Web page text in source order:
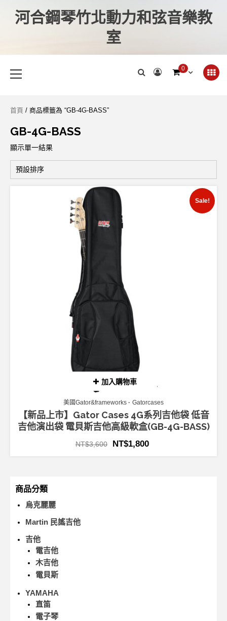
河合鋼琴竹北動力和弦音樂教
室
0
首頁 / 商品標籤為 “GB-4G-BASS”
GB-4G-BASS
顯示單一結果
加入購物車
Sale!
美國Gator&frameworks Gatorcases
【新品上市】Gator Cases 4G系列吉他袋 低音
吉他演出袋 電貝斯吉他高級軟盒(GB-4G-BASS)
NT$3,600 NT$1,800
商品分類
烏克麗麗
Martin 民謠吉他
吉他
電吉他
木吉他
電貝斯
YAMAHA
直笛
電子琴